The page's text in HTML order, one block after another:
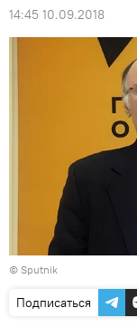
14:45 10.09.2018
© Sputnik
Подписаться